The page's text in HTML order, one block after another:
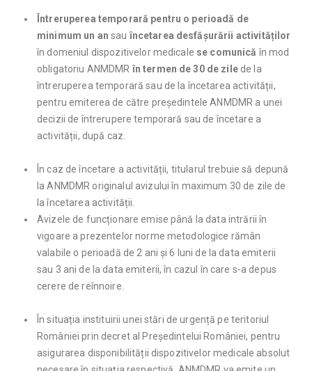
Întreruperea temporară pentru o perioadă de
minimum un an sauîncetarea desfășurării activităților
în domeniul dispozitivelor medicale se comunică în mod
obligatoriu ANMDMRîn termen de 30 de zilede la
întreruperea temporară sau de la încetarea activității,
pentru emiterea de către președintele ANMDMR a unei
decizii de întrerupere temporară sau de încetare a
activității, după caz.
În caz de încetare a activității, titularul trebuie să depună
la ANMDMR originalul avizului în maximum 30 de zile de
la încetarea activității.
Avizele de funcționare emise până la data intrării în
vigoare a prezentelor norme metodologice rămân
valabile o perioadă de 2 ani și 6 luni de la data emiterii
sau 3 ani de la data emiterii, în cazul în care s-a depus
cerere de reînnoire.
În situația instituirii unei stări de urgență pe teritoriul
României prin decret al Președintelui României, pentru
asigurarea disponibilității dispozitivelor medicale absolut